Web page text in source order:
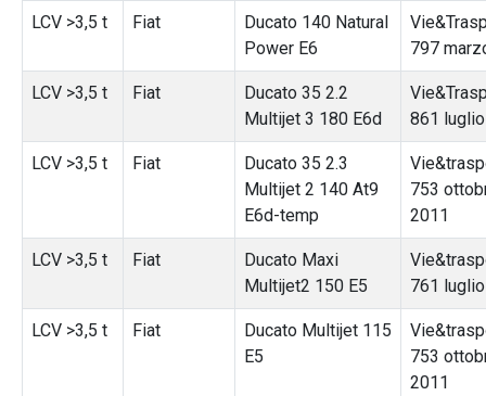
LCV >3,5 t Fiat
Ducato 140 Natural
Power E6
797
LCV >3,5 t Fiat
Ducato 35 2.2
Multijet 3 180 E6d
861
LCV >3,5 t Fiat
Ducato 35 2.3
Multijet 2 140 At9
E6d-temp
753
2011
LCV >3,5 t Fiat
Ducato Maxi
Multijet2 150 E5
761
LCV >3,5 t Fiat
Ducato Multijet 115
E5
753
2011